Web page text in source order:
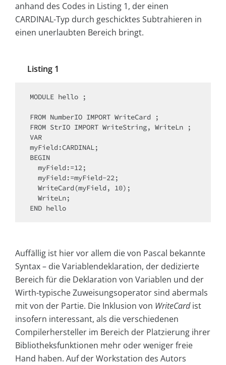
anhand des Codes in Listing 1, der einen
CARDINAL-Typ durch geschicktes Subtrahieren in
einen unerlaubten Bereich bringt.
Listing 1
MODULE hello ;
FROM NumberIO IMPORT WriteCard ;
FROM StrIO IMPORT WriteString, WriteLn ;
VAR
myField:CARDINAL;
BEGIN
END hello
Auffällig ist hier vor allem die von Pascal bekannte
Syntax – die Variablendeklaration, der dedizierte
Bereich für die Deklaration von Variablen und der
Wirth-typische Zuweisungsoperator sind abermals
mit von der Partie. Die Inklusion von WriteCardist
insofern interessant, als die verschiedenen
Compilerhersteller im Bereich der Platzierung ihrer
Bibliotheksfunktionen mehr oder weniger freie
Hand haben. Auf der Workstation des Autors